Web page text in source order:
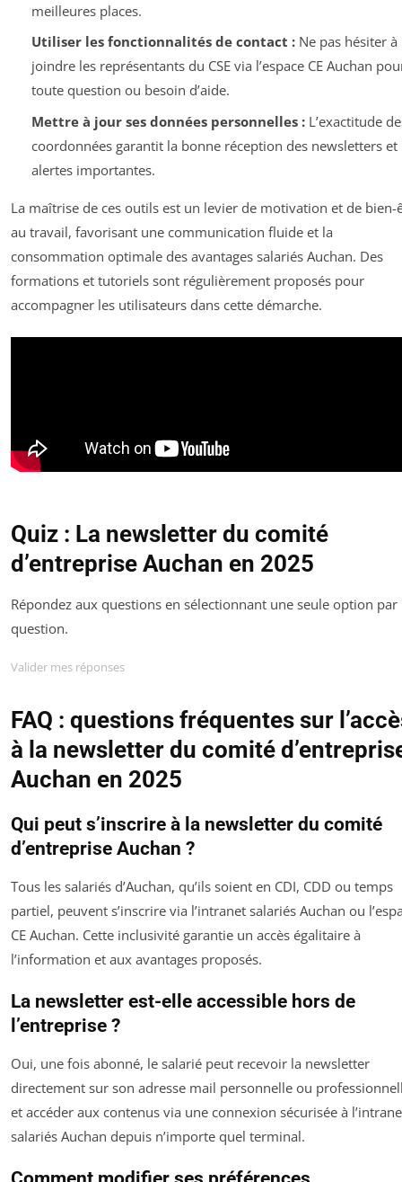
meilleures places.
Utiliser les fonctionnalités de contact :Ne pas hésiter à
joindre les représentants du CSE via l’espace CE Auchan
toute question ou besoin d’aide.
Mettre à jour ses données personnelles :L’exactitude
coordonnées garantit la bonne réception des newsletters et
alertes importantes.
La maîtrise de ces outils est un levier de motivation et de bien-
au travail, favorisant une communication fluide et la
consommation optimale des avantages salariés Auchan. Des
formations et tutoriels sont régulièrement proposés pour
accompagner les utilisateurs dans cette démarche.
Quiz : La newsletter du comité
d’entreprise Auchan en 2025
Répondez aux questions en sélectionnant une seule option par
question.
Valider mes réponses
FAQ : questions fréquentes sur
à la newsletter du comité
Auchan en 2025
Qui peut s’inscrire à la newsletter du comité
d’entreprise Auchan ?
Tous les salariés d’Auchan, qu’ils soient en CDI, CDD ou temps
partiel, peuvent s’inscrire via l’intranet salariés Auchan ou
CE Auchan. Cette inclusivité garantie un accès égalitaire à
l’information et aux avantages proposés.
La newsletter est-elle accessible hors de
l’entreprise ?
Oui, une fois abonné, le salarié peut recevoir la newsletter
directement sur son adresse mail personnelle ou
et accéder aux contenus via une connexion sécurisée à
salariés Auchan depuis n’importe quel terminal.